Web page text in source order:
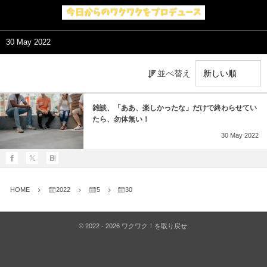
30 May 2022
並べ替え
雑談、「ああ、楽しかったな」だけで終わらせてい
たら、勿体無い！
30 May 2022
HOME 2022 5 30
© 2022 - 2026 ワクワク！を取り戻せ.